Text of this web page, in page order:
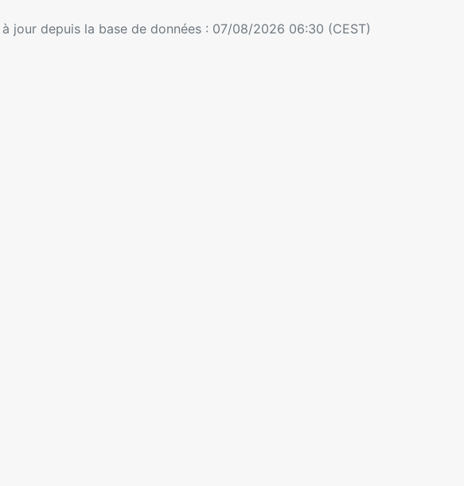
jour depuis la base de données : 07/08/2026 06:30 (CEST)